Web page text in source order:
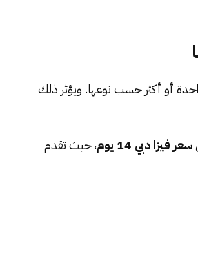
مرة واحدة أو أكثر حسب نوعها. ويؤثر ذلك
سعر فيزا دبي 14 يوم
، حيث تقدم